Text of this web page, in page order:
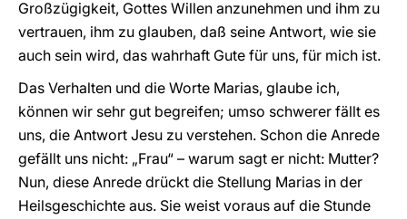
Großzügigkeit, Gottes Willen anzunehmen und ihm zu
vertrauen, ihm zu glauben, daß seine Antwort, wie sie
auch sein wird, das wahrhaft Gute für uns, für mich ist.
Das Verhalten und die Worte Marias, glaube ich,
können wir sehr gut begreifen; umso schwerer fällt es
uns, die Antwort Jesu zu verstehen. Schon die Anrede
gefällt uns nicht: „Frau“ – warum sagt er nicht: Mutter?
Nun, diese Anrede drückt die Stellung Marias in der
Heilsgeschichte aus. Sie weist voraus auf die Stunde